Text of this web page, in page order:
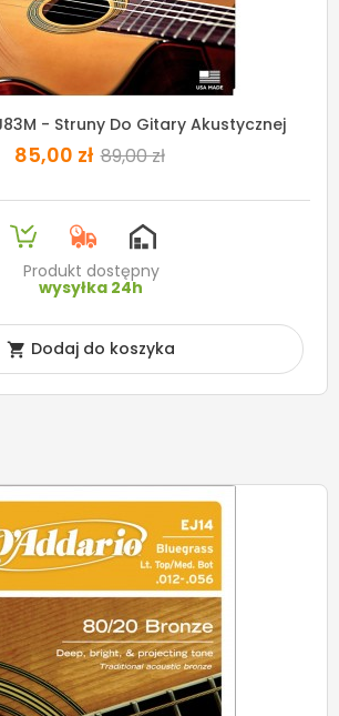
- Struny Do Gitary Akustycznej
85,00 zł 89,00 zł
Produkt dostępny
wysyłka 24h
 Dodaj do koszyka